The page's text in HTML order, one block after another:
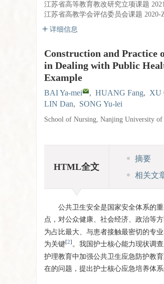
江苏省高等教育教改研究立项课题
江苏省高教学会评估委员会课题 2020-
详细信息
Construction and Practice
in Dealing with Public
Example
BAI Ya-mei , HUANG Fang, XU
LIN Dan, SONG Yu-lei
School of Nursing, Nanjing University
HTML全文
摘要
相关文
公共卫生安全是国家安全体系的
点，对公众健康、社会经济、政治等
为占比最大、与患者接触最密切的专
为关键[2] 。我国护士核心能力现状调
护理教育中加强公共卫生应急防护教
在的问题，提出护士核心应急培养体